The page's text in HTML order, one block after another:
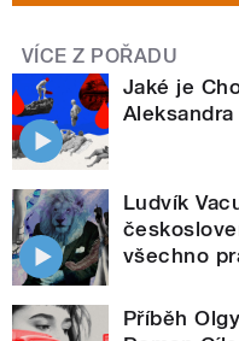
VÍCE Z POŘADU
Jaké je
Ludvík
všechno
Příběh